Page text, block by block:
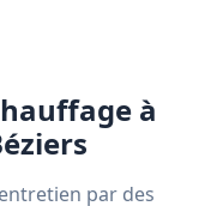
à
par des